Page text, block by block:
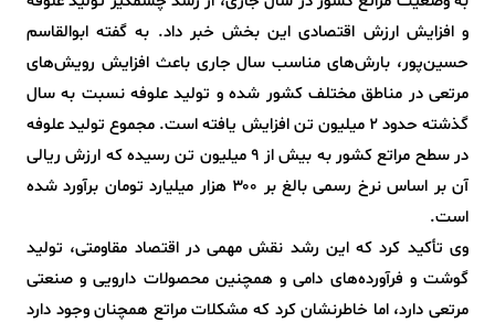
و افزایش ارزش اقتصادی این بخش خبر داد. به گفته ابوالقاسم
حسین‌پور، بارش‌های مناسب سال جاری باعث افزایش رویش‌های
مرتعی در مناطق مختلف کشور شده و تولید علوفه نسبت به سال
گذشته حدود ۲ میلیون تن افزایش یافته است. مجموع تولید علوفه
در سطح مراتع کشور به بیش از ۹ میلیون تن رسیده که ارزش ریالی
آن بر اساس نرخ رسمی بالغ بر ۳۰۰ هزار میلیارد تومان برآورد شده
است.
وی تأکید کرد که این رشد نقش مهمی در اقتصاد مقاومتی، تولید
گوشت و فرآورده‌های دامی و همچنین محصولات دارویی و صنعتی
مرتعی دارد، اما خاطرنشان کرد که مشکلات مراتع همچنان وجود دارد